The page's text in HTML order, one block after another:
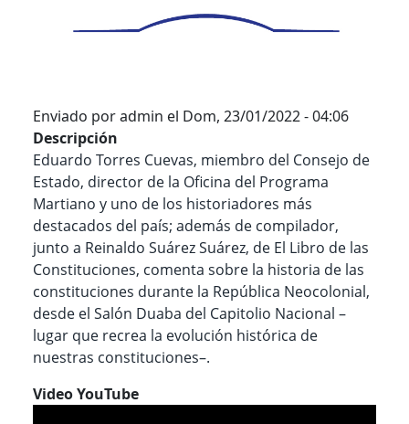
Enviado poradmin el Dom, 23/01/2022 - 04:06
Descripción
Eduardo Torres Cuevas, miembro del Consejo de
Estado, director de la Oficina del Programa
Martiano y uno de los historiadores más
destacados del país; además de compilador,
junto a Reinaldo Suárez Suárez, de El Libro de las
Constituciones, comenta sobre la historia de las
constituciones durante la República Neocolonial,
desde el Salón Duaba del Capitolio Nacional –
lugar que recrea la evolución histórica de
nuestras constituciones–.
Video YouTube